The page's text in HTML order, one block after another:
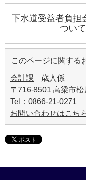
下水道受益者負担
ついて
このページに関する
会計課 歳入係
〒716-8501 高梁市
Tel：0866-21-0271
お問い合わせはこち